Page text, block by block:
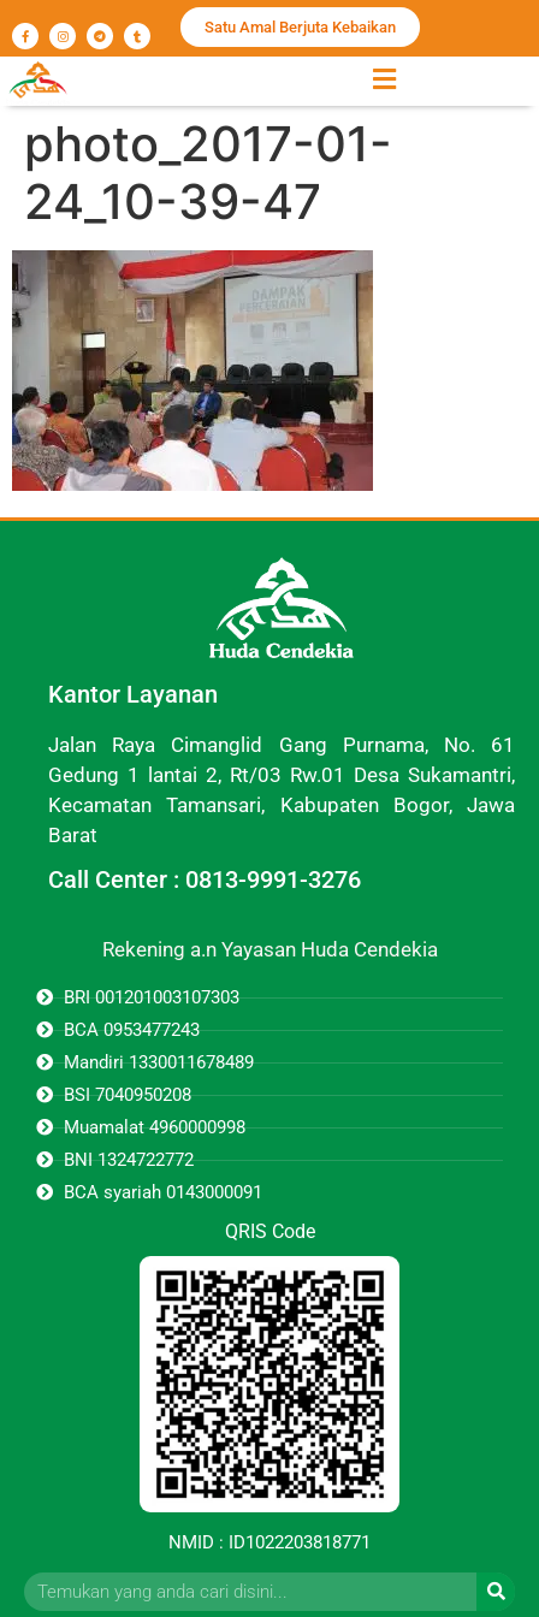
Satu Amal Berjuta Kebaikan
photo_2017-01-
24_10-39-47
Kantor Layanan
Jalan Raya Cimanglid Gang Purnama, No. 61
Gedung 1 lantai 2, Rt/03 Rw.01 Desa Sukamantri,
Kecamatan Tamansari, Kabupaten Bogor, Jawa
Barat
Call Center : 0813-9991-3276
Rekening a.n Yayasan Huda Cendekia
BRI 001201003107303
BCA 0953477243
Mandiri 1330011678489
BSI 7040950208
Muamalat 4960000998
BNI 1324722772
BCA syariah 0143000091
QRIS Code
NMID : ID1022203818771